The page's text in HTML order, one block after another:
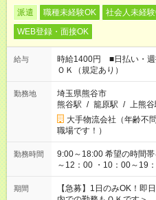
派遣 職種未経験OK 社会人未経
WEB登録・面接OK
給与
時給1400円 ■日払い・
ＯＫ（規定あり）
勤務地
埼玉県熊谷市
熊谷駅 / 籠原駅 / 上熊谷
大手物流会社（年齢不
職場です！）
勤務時間
9:00～18:00 希望の時間帯を選べます！ ＜シフト例＞ ・8：30
～12：00 ・10：00～19
22：00 ・22：00～翌6：
期間
【急募】1日のみOK！